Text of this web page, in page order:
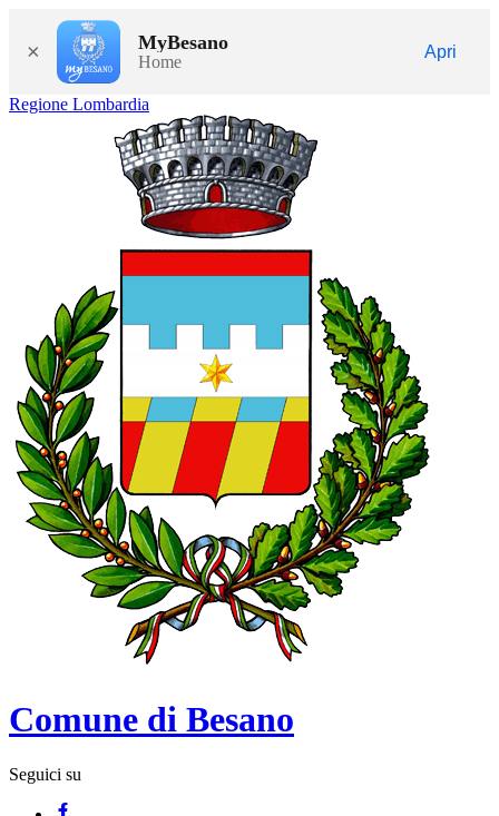
× MyBesano
Home
Apri
Regione Lombardia
Comune di Besano
Seguici su